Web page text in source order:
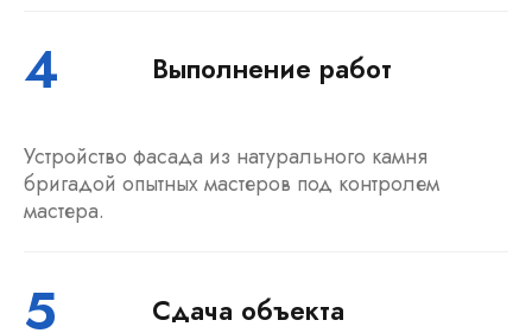
4 Выполнение работ
Устройство фасада из натурального камня
бригадой опытных мастеров под контролем
мастера.
5 Сдача объекта